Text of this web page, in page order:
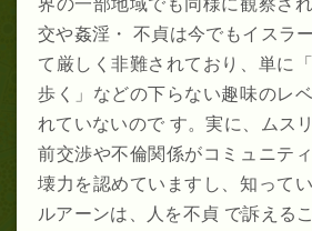
交や姦淫・ 不貞は今でもイスラ
て厳しく非難されており、単に
歩く」などの下らない趣味のレ
れていないので す。実に、ムス
前交渉や不倫関係がコミュニテ
壊力を認めていますし、知って
ルアーンは、人を不貞 で訴える